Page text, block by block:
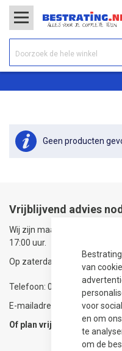
van
voor
en om
te
om de
Geen producten
Vrijblijvend advies
Wij zijn maandag t/m vrijdag
17:00 uur.
Op zaterdag zijn wij
Telefoon: 0592-315108
E-mailadres:
Of plan vrijblijvend een